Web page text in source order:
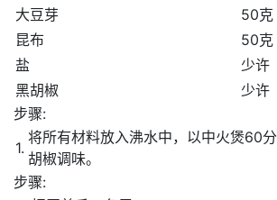
大豆芽
50克
昆布
50克
盐
少许
黑胡椒
少许
步骤:
1.
将所有材料放入沸水中，以中火煲60
胡椒调味。
步骤: